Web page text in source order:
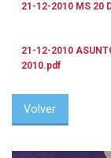
21-12-2010 MS 20
21-12-2010
2010.pdf
Volver